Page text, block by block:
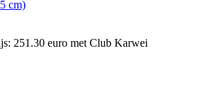
cm)
251.30 euro met Club Karwei